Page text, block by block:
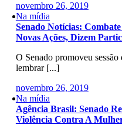
novembro 26, 2019
Na mídia
Senado Notícias:
Novas Ações, Dizem
O Senado promoveu
lembrar [...]
novembro 26, 2019
Na mídia
Agência Brasil: Senado
Violência Contra A